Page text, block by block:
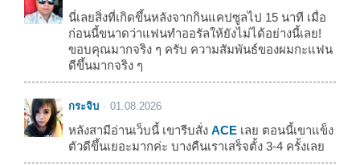
นี่เลยสิ่งที่เกิดขึ้นหลังจากกินแคปซูลไป 15 นาที เมื่อ
ก่อนนี้ขนาดว่าแฟนทำออรัลให้ยังไม่ได้อย่างนี้เลย!
ขอบคุณมากจริง ๆ ครับ ความสัมพันธ์ของผมกะแฟน
ดีขึ้นมากจริง ๆ
กระจิบ 01.08.2026
หลังสามีอ่านเว็บนี้ เขารีบสั่ง ACE เลย ตอนนี้เขาแข็ง
ตัวดีขึ้นเยอะมากค่ะ บางคืนเราเสร็จตั้ง 3-4 ครั้งเลย